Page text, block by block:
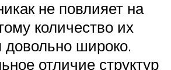
не повлияет на
количество их
довольно широко.
отличие структур